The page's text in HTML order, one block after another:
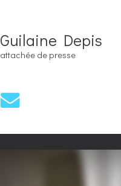
Guilaine Depis
attachée de presse